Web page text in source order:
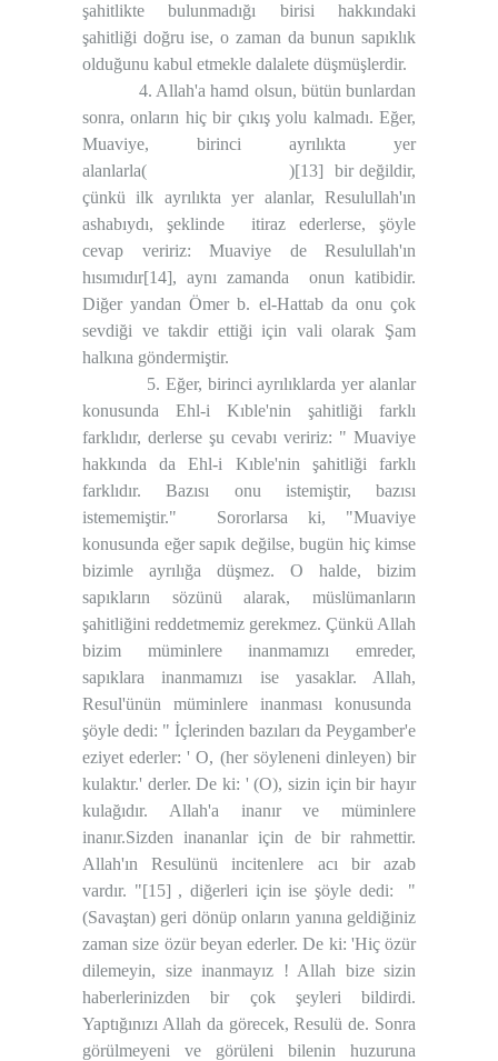
şahitlikte bulunmadığı birisi hakkındaki
şahitliği doğru ise, o zaman da bunun sapıklık
olduğunu kabul etmekle dalalete düşmüşlerdir.
4. Allah'a hamd olsun, bütün bunlardan
sonra, onların hiç bir çıkış yolu kalmadı. Eğer,
Muaviye, birinci ayrılıkta yer
alanlarla(
)[13]
bir değildir,
çünkü ilk ayrılıkta yer alanlar, Resulullah'ın
ashabıydı, şeklinde
itiraz ederlerse, şöyle
cevap veririz: Muaviye de Resulullah'ın
hısımıdır[14], aynı zamanda
onun katibidir.
Diğer yandan Ömer b. el-Hattab da onu çok
sevdiği ve takdir ettiği için vali olarak Şam
halkına göndermiştir.
5. Eğer, birinci ayrılıklarda yer alanlar
konusunda Ehl-i Kıble'nin şahitliği farklı
farklıdır, derlerse şu cevabı veririz: " Muaviye
hakkında da Ehl-i Kıble'nin şahitliği farklı
farklıdır. Bazısı onu istemiştir, bazısı
istememiştir."
Sororlarsa ki, "Muaviye
konusunda eğer sapık değilse, bugün hiç kimse
bizimle ayrılığa düşmez. O halde, bizim
sapıkların sözünü alarak, müslümanların
şahitliğini reddetmemiz gerekmez. Çünkü Allah
bizim müminlere inanmamızı emreder,
sapıklara inanmamızı ise yasaklar. Allah,
Resul'ünün müminlere inanması konusunda
şöyle dedi: " İçlerinden bazıları da Peygamber'e
eziyet ederler: ' O, (her söyleneni dinleyen) bir
kulaktır.' derler. De ki: ' (O), sizin için bir hayır
kulağıdır. Allah'a inanır ve müminlere
inanır.Sizden inananlar için de bir rahmettir.
Allah'ın Resulünü incitenlere acı bir azab
vardır. "[15] , diğerleri için ise şöyle dedi:
"
(Savaştan) geri dönüp onların yanına geldiğiniz
zaman size özür beyan ederler. De ki: 'Hiç özür
dilemeyin, size inanmayız ! Allah bize sizin
haberlerinizden bir çok şeyleri bildirdi.
Yaptığınızı Allah da görecek, Resulü de. Sonra
görülmeyeni ve görüleni bilenin huzuruna